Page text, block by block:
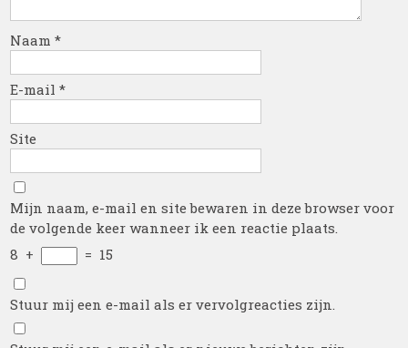
Naam*
E-mail*
Site
Mijn naam, e-mail en site bewaren in deze browser voor
de volgende keer wanneer ik een reactie plaats.
8 + = 15
Stuur mij een e-mail als er vervolgreacties zijn.